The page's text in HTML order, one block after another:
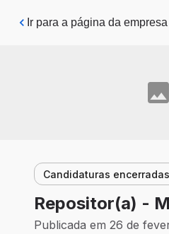
Pular para o conteúdo
Ir para a página da empresa
Candidaturas encerradas
Repositor(a) -
Publicada em 26 de